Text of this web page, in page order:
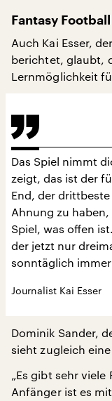
Fantasy
Auch Kai Esser,
berichtet, glaubt,
Lernmöglichkeit
Das Spiel nimmt
zeigt, das ist der
End, der
Ahnung zu haben,
Spiel, was offen
der jetzt nur
sonntäglich
Journalist Kai Esser
Dominik Sander,
sieht zugleich
„Es gibt sehr
Anfänger ist es